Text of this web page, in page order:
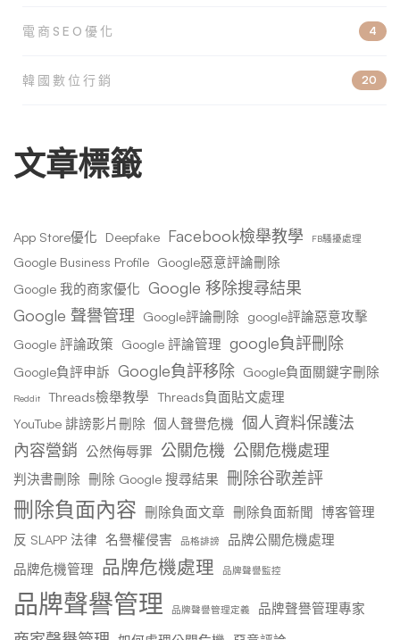
電商SEO優化 4
韓國數位行銷 20
文章標籤
App Store優化 Deepfake Facebook檢舉教學 FB騷擾處理
Google Business Profile Google惡意評論刪除
Google 我的商家優化 Google 移除搜尋結果
Google 聲譽管理 Google評論刪除 google評論惡意攻擊
Google 評論政策 Google 評論管理 google負評刪除
Google負評申訴 Google負評移除 Google負面關鍵字刪除
Reddit Threads檢舉教學 Threads負面貼文處理
YouTube 誹謗影片刪除 個人聲譽危機 個人資料保護法
內容營銷 公然侮辱罪 公關危機 公關危機處理
判決書刪除 刪除 Google 搜尋結果 刪除谷歌差評
刪除負面內容 刪除負面文章 刪除負面新聞 博客管理
反 SLAPP 法律 名譽權侵害 品格誹謗
品牌公關危機處理
品牌危機管理 品牌危機處理 品牌聲譽監控
品牌聲譽管理 品牌聲譽管理定義 品牌聲譽管理專家